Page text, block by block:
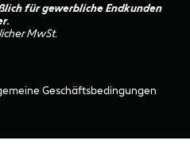
für gewerbliche Endkunden
MwSt.
Geschäftsbedingungen